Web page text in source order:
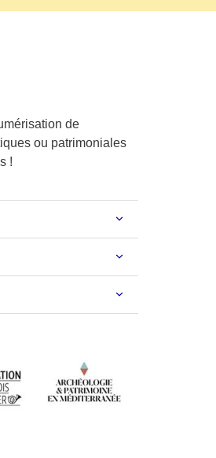
de
ou patrimoniales
!